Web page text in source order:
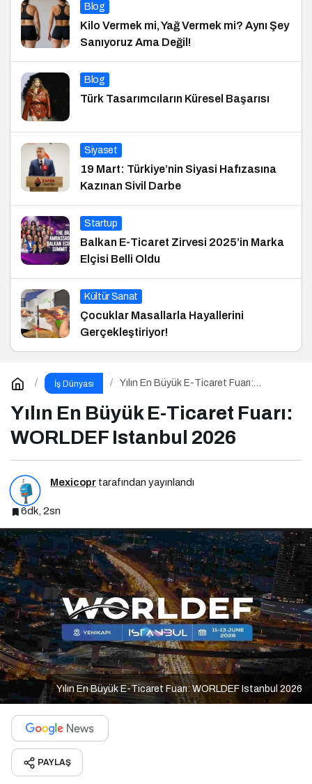
Blog
Kilo Vermek mi, Yağ Vermek mi? Aynı Şey
Sanıyoruz Ama Değil!
Blog
Türk Tasarımcıların Küresel Başarısı
Siyaset
19 Mart: Türkiye’nin Siyasi Hafızasına
Kazınan Sivil Darbe
Startup
Balkan E-Ticaret Zirvesi 2025’in Marka
Elçisi Belli Oldu
Kültür Sanat
Çocuklar Masallarla Hayallerini
Gerçekleştiriyor!
İş Dünyası
Yılın En Büyük E-Ticaret Fuarı:
Yılın En Büyük E-Ticaret Fuarı:
WORLDEF Istanbul 2026
Mexicopr tarafından yayınlandı
6dk, 2sn
Yılın En Büyük E-Ticaret Fuarı: WORLDEF Istanbul 2026
PAYLAŞ